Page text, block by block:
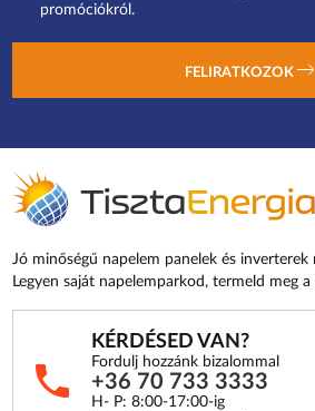
promóciókról.
FELIRATKOZOK
Jó minőségű napelem panelek és
Legyen saját napelemparkod, termeld meg a
KÉRDÉSED VAN?
Fordulj hozzánk bizalommal
+36 70 733 3333
H- P: 8:00-17:00-ig